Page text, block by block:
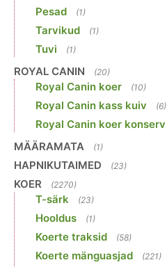
Pesad (1)
Tarvikud (1)
Tuvi (1)
ROYAL CANIN (20)
Royal Canin koer (10)
Royal Canin kass kuiv (6)
Royal Canin koer konserv
MÄÄRAMATA (1)
HAPNIKUTAIMED (23)
KOER (2270)
T-särk (23)
Hooldus (1)
Koerte traksid (58)
Koerte mänguasjad (221)